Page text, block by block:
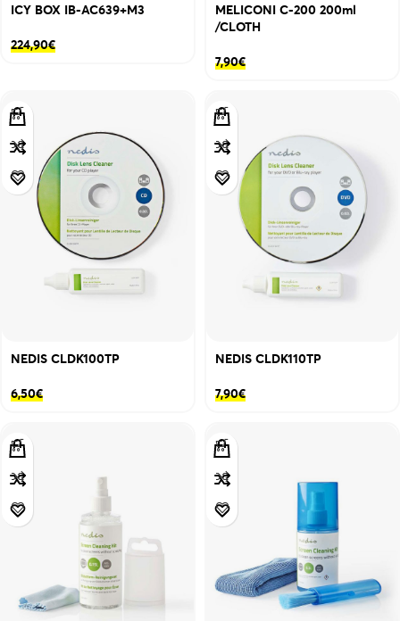
ICY BOX IB-AC639+M3
224,90€
MELICONI C-200 200ml
/CLOTH
7,90€
NEDIS CLDK100TP
6,50€
NEDIS CLDK110TP
7,90€